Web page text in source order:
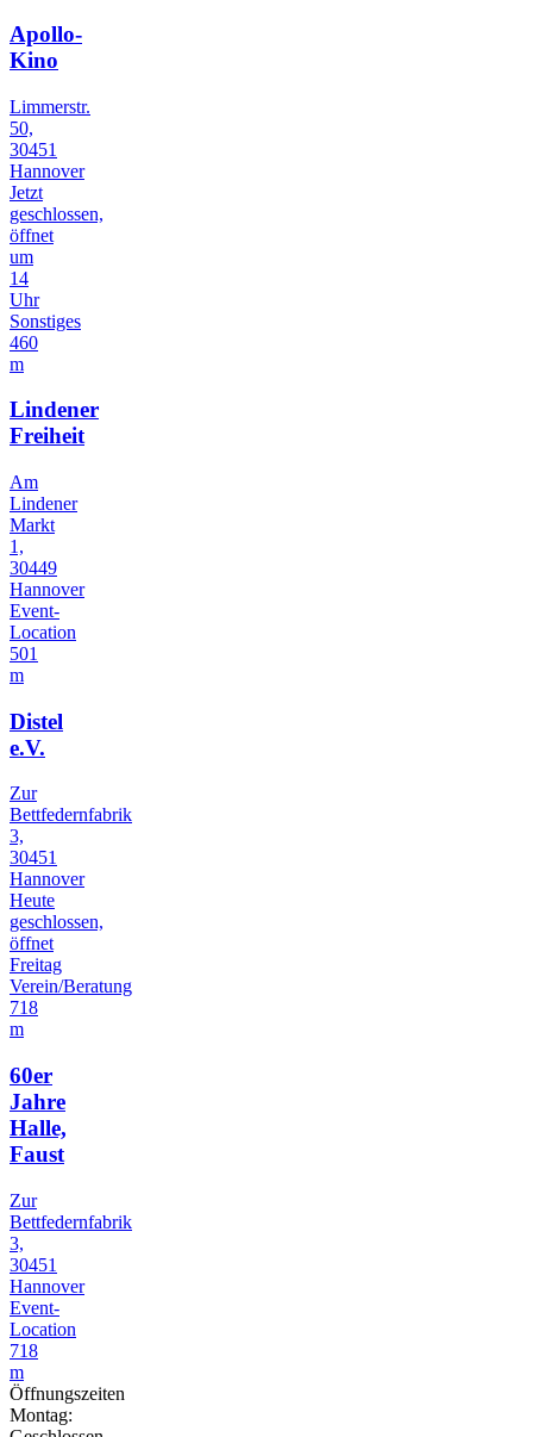
Apollo-
Kino
Limmerstr.
50,
30451
Hannover
Jetzt
geschlossen,
öffnet
um
14
Uhr
Sonstiges
460
m
Lindener
Freiheit
Am
Lindener
Markt
1,
30449
Hannover
Event-
Location
501
m
Distel
e.V.
Zur
Bettfedernfabrik
3,
30451
Hannover
Heute
geschlossen,
öffnet
Freitag
Verein/Beratung
718
m
60er
Jahre
Halle,
Faust
Zur
Bettfedernfabrik
3,
30451
Hannover
Event-
Location
718
m
Öffnungszeiten
Montag: